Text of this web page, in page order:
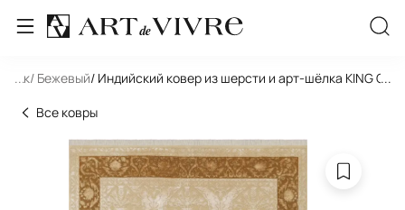
... / Бежевый/ Индийский ковер из шерсти и арт-шёлка KING OF...
Все ковры